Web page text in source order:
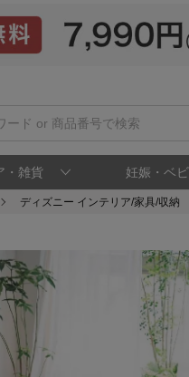
・雑貨 妊娠・ベ
ディズニー インテリア/家具/収納